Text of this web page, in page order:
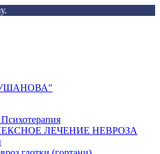
ЛЕЧЕНИЕ НЕВРОЗА